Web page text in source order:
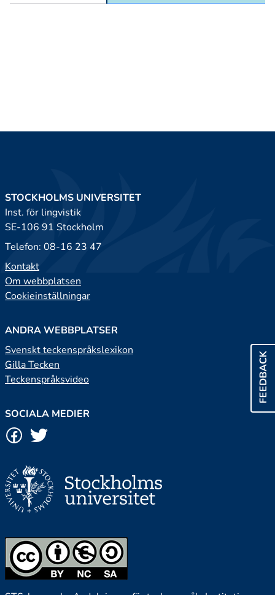
FEEDBACK
STOCKHOLMS UNIVERSITET
Inst. för lingvistik
SE-106 91 Stockholm
Telefon: 08-16 23 47
Kontakt
Om webbplatsen
Cookieinställningar
ANDRA WEBBPLATSER
Svenskt teckenspråkslexikon
Gilla Tecken
Teckenspråksvideo
SOCIALA MEDIER